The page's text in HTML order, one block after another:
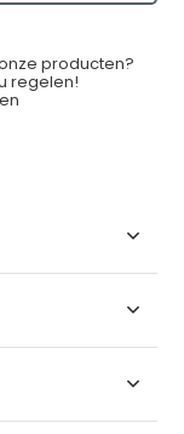
producten?
regelen!